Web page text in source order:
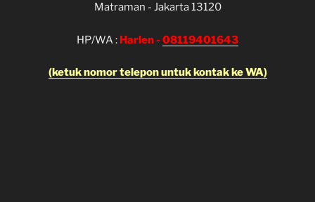
Matraman - Jakarta 13120
HP/WA : Harlen - 08119401643
(ketuk nomor telepon untuk kontak ke WA)